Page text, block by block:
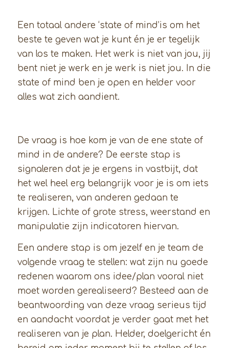
Een totaal andere ‘state of mind’is om het
beste te geven wat je kunt én je er tegelijk
van los te maken. Het werk is niet van jou, jij
bent niet je werk en je werk is niet jou. In die
state of mind ben je open en helder voor
alles wat zich aandient.
De vraag is hoe kom je van de ene state of
mind in de andere? De eerste stap is
signaleren dat je je ergens in vastbijt, dat
het wel heel erg belangrijk voor je is om iets
te realiseren, van anderen gedaan te
krijgen. Lichte of grote stress, weerstand en
manipulatie zijn indicatoren hiervan.
Een andere stap is om jezelf en je team de
volgende vraag te stellen: wat zijn nu goede
redenen waarom ons idee/plan vooral niet
moet worden gerealiseerd? Besteed aan de
beantwoording van deze vraag serieus tijd
en aandacht voordat je verder gaat met het
realiseren van je plan. Helder, doelgericht én